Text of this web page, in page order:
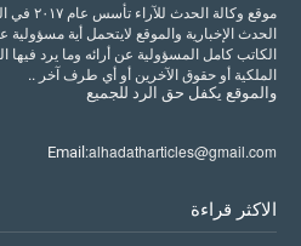
موقع
الحدث الإخبارية والموقع لايتحمل أية
الكاتب كامل المسؤولية عن أرائه وما يرد فيها
الملكية أو حقوق الآخرين أو أي طرف آخر ..
والموقع يكفل حق الرد للجميع
Email:alhadatharticles@gmail.com
الاكثر قراءة